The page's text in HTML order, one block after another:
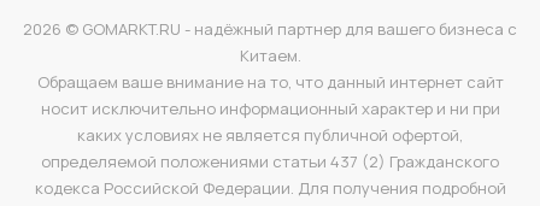
2026 © GOMARKT.RU - надёжный партнер для вашего бизнеса с
Китаем.
Обращаем ваше внимание на то, что данный интернет сайт
носит исключительно информационный характер и ни при
каких условиях не является публичной офертой,
определяемой положениями статьи 437 (2) Гражданского
кодекса Российской Федерации. Для получения подробной